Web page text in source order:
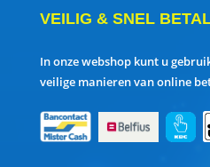
VEILIG & SNEL
In onze webshop kunt u
veilige manieren van online